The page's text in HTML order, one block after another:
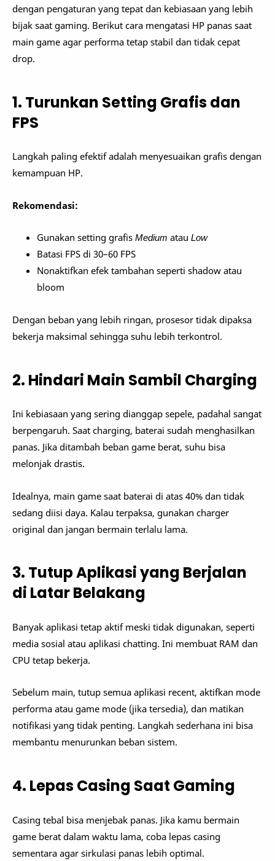
dengan pengaturan yang tepat dan kebiasaan yang lebih
bijak saat gaming. Berikut cara mengatasi HP panas saat
main game agar performa tetap stabil dan tidak cepat
drop.
1. Turunkan Setting Grafis dan
FPS
Langkah paling efektif adalah menyesuaikan grafis dengan
kemampuan HP.
Rekomendasi:
Gunakan setting grafis Medium atau Low
Batasi FPS di 30–60 FPS
Nonaktifkan efek tambahan seperti shadow atau
bloom
Dengan beban yang lebih ringan, prosesor tidak dipaksa
bekerja maksimal sehingga suhu lebih terkontrol.
2. Hindari Main Sambil Charging
Ini kebiasaan yang sering dianggap sepele, padahal sangat
berpengaruh. Saat charging, baterai sudah menghasilkan
panas. Jika ditambah beban game berat, suhu bisa
melonjak drastis.
Idealnya, main game saat baterai di atas 40% dan tidak
sedang diisi daya. Kalau terpaksa, gunakan charger
original dan jangan bermain terlalu lama.
3. Tutup Aplikasi yang Berjalan
di Latar Belakang
Banyak aplikasi tetap aktif meski tidak digunakan, seperti
media sosial atau aplikasi chatting. Ini membuat RAM dan
CPU tetap bekerja.
Sebelum main, tutup semua aplikasi recent, aktifkan mode
performa atau game mode (jika tersedia), dan matikan
notifikasi yang tidak penting. Langkah sederhana ini bisa
membantu menurunkan beban sistem.
4. Lepas Casing Saat Gaming
Casing tebal bisa menjebak panas. Jika kamu bermain
game berat dalam waktu lama, coba lepas casing
sementara agar sirkulasi panas lebih optimal.